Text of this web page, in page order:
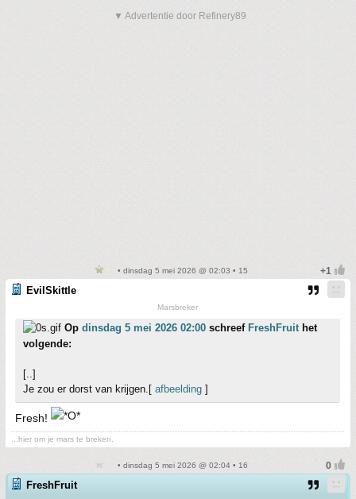
▼ Advertentie door Refinery89
• dinsdag 5 mei 2026 @ 02:03 • 15
EvilSkittle
Marsbreker
Op dinsdag 5 mei 2026 02:00 schreef FreshFruit het
volgende:
[..]
Je zou er dorst van krijgen.[ afbeelding ]
Fresh!
...hier om je mars te breken.
• dinsdag 5 mei 2026 @ 02:04 • 16
FreshFruit